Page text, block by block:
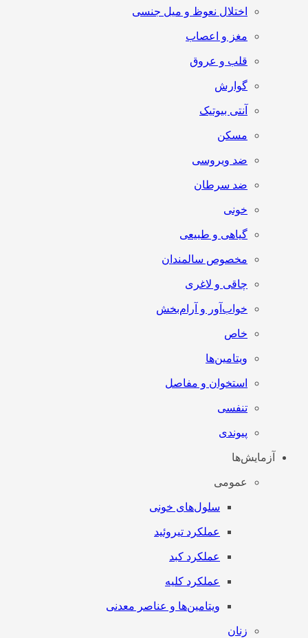
اختلال نعوظ و میل جنسی
مغز و اعصاب
قلب و عروق
گوارش
آنتی‌ بیوتیک
مسکن
ضد ویروسی
ضد سرطان
خونی
گیاهی و طبیعی
مخصوص سالمندان
چاقی و لاغری
خواب‌آور و آرام‌بخش
خاص
ویتامین‌ها
استخوان و مفاصل
تنفسی
پیوندی
آزمایش‌ها
عمومی
سلول‌های خونی
عملکرد تیروئید
عملکرد کبد
عملکرد کلیه
ویتامین‌ها و عناصر معدنی
زنان